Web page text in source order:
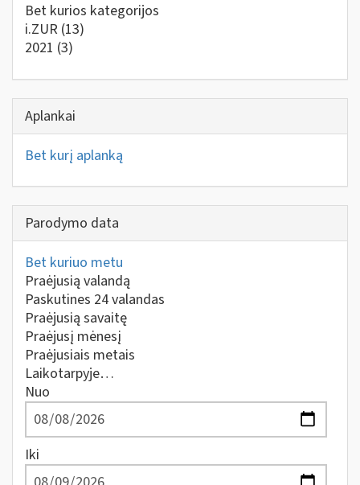
Bet kurios kategorijos
i.ZUR (13)
2021 (3)
Aplankai
Bet kurį aplanką
Parodymo data
Bet kuriuo metu
Praėjusią valandą
Paskutines 24 valandas
Praėjusią savaitę
Praėjusį mėnesį
Praėjusiais metais
Laikotarpyje…
Nuo
Iki